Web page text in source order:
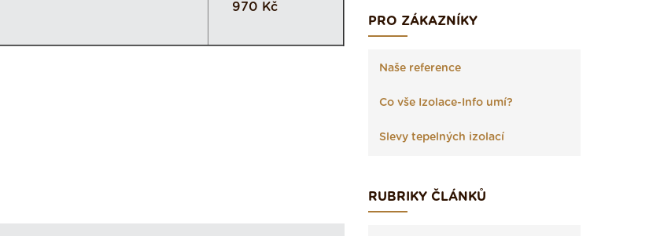
970 Kč
PRO ZÁKAZNÍKY
Naše reference
Co vše Izolace-Info umí?
Slevy tepelných izolací
RUBRIKY ČLÁNKŮ